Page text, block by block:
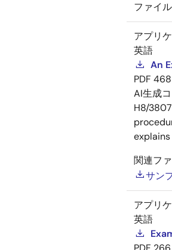
ファイ
アプリ
英語
An
PDF 468
AI生成
H8/
関連フ
サン
アプリ
英語